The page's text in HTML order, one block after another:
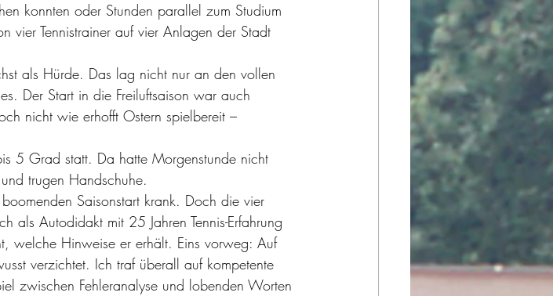
konnten oder Stunden parallel zum Studium
vier Tennistrainer auf vier Anlagen der Stadt
als Hürde. Das lag nicht nur an den vollen
Der Start in die Freiluftsaison war auch
nicht wie erhofft Ostern spielbereit –
5 Grad statt. Da hatte Morgenstunde nicht
trugen Handschuhe.
Saisonstart krank. Doch die vier
als Autodidakt mit 25 Jahren Tennis-Erfahrung
welche Hinweise er erhält. Eins vorweg: Auf
verzichtet. Ich traf überall auf kompetente
zwischen Fehleranalyse und lobenden Worten